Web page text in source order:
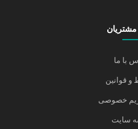
با ما
و قوانین
خصوصی
سایت